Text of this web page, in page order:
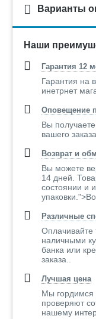
· Повышенная
сравнению с
использовать
·Фасадная
поставляется в
гофрокартона.
время
· Гарантия на
случае
немедленно
· Предоставляем
документов для
соответствия,
заключение,
Звоните - наши
бесплатную
Наш телефон в
Подробнее о
продукцией (кг):
Количество
паллете (шт):
Норма упаковки в
шт):
Норма упаковки в
мастербокс
(кв.м):
Размеры ГК (мм):
Технология
изготовления:
Применение:
Варианты
Наши
Гарантия 12
Гарантия на
инетрнет
Оповещение
Вы
вашего заказа.
Возврат и
Вы можете
14 дней.
состоянии и
Различные
наличными
банка или
заказа..
Лучшая цена
Мы гордимся
проверяют
нашему